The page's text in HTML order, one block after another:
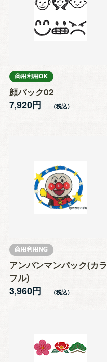
顔パック02
7,920円
アンパンマンパック(カラ
フル)
3,960円